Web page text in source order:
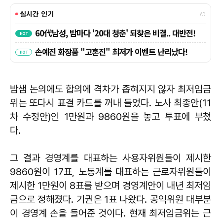
밤샘 논의에도 합의에 격차가 좁혀지지 않자 최저임금
위는 또다시 표결 카드를 꺼내 들었다. 노사 최종안(11
차 수정안)인 1만원과 9860원을 놓고 투표에 부쳤
다.
그 결과 경영계를 대표하는 사용자위원들이 제시한
9860원이 17표, 노동계를 대표하는 근로자위원들이
제시한 1만원이 8표를 받으며 경영계안이 내년 최저임
금으로 정해졌다. 기권은 1표 나왔다. 공익위원 대부분
이 경영계 손을 들어준 것이다. 현재 최저임금위는 근